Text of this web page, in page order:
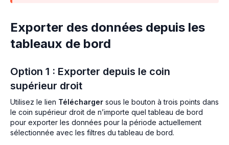
Exporter des données depuis les
tableaux de bord
Option 1 : Exporter depuis le coin
supérieur droit
Utilisez le lien Télécharger sous le bouton à trois points dans
le coin supérieur droit de n’importe quel tableau de bord
pour exporter les données pour la période actuellement
sélectionnée avec les filtres du tableau de bord.